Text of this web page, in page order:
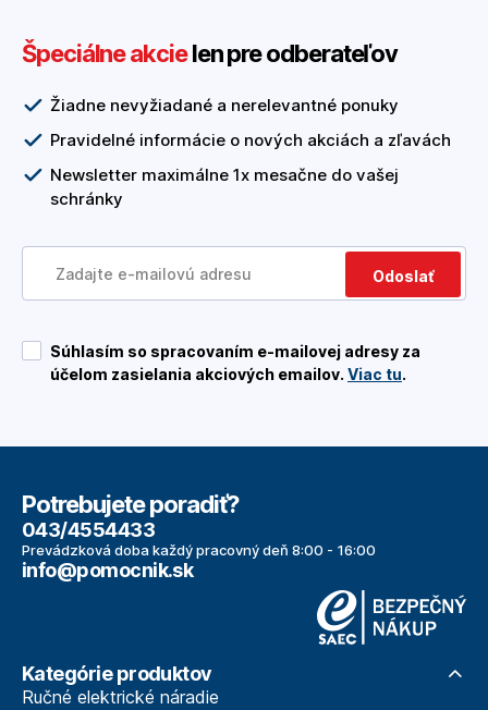
Špeciálne akcielen pre odberateľov
Žiadne nevyžiadané a nerelevantné ponuky
Pravidelné informácie o nových akciách a zľavách
Newsletter maximálne 1x mesačne do vašej
schránky
Odoslať
Súhlasím so spracovaním e-mailovej adresy za
účelom zasielania akciových emailov. Viac tu.
Potrebujete poradiť?
043/4554433
Prevádzková doba každý pracovný deň 8:00 - 16:00
info@pomocnik.sk
Kategórie produktov
Ručné elektrické náradie